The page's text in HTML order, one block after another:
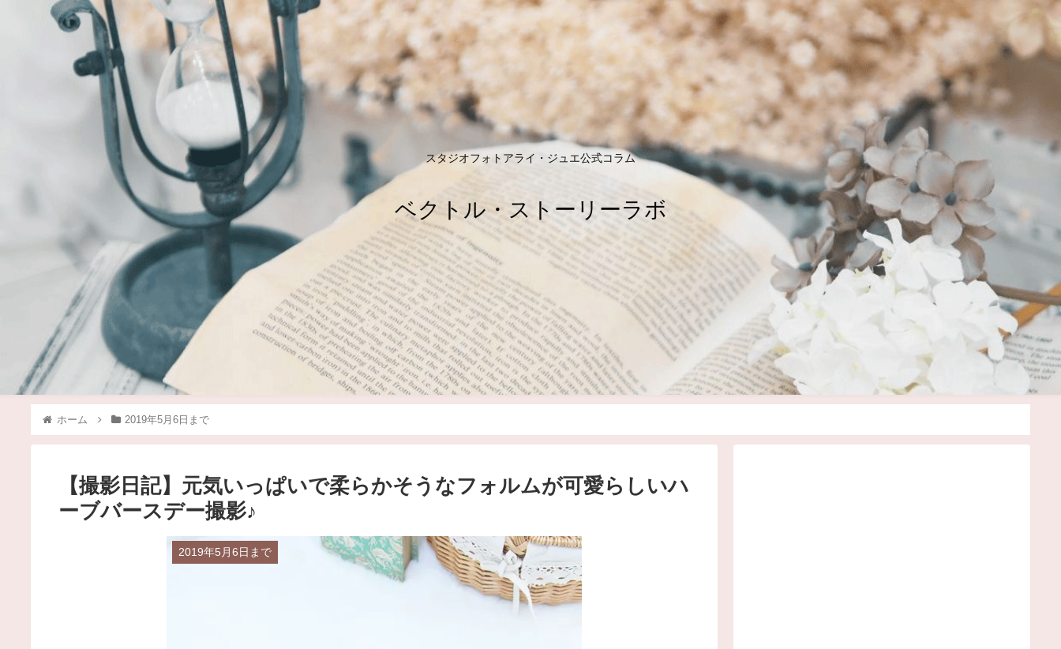
スタジオフォトアライ・ジュエ公式コラム
ベクトル・ストーリーラボ
ホーム 2019年5月6日まで
【撮影日記】元気いっぱいで柔らかそうなフォルムが可愛らしいハ
ーブバースデー撮影♪
2019年5月6日まで